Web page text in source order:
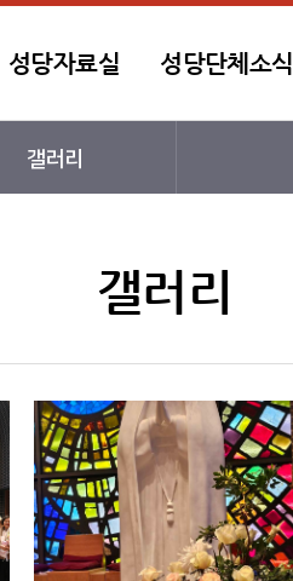
성당자료실 성당단체소식
갤러리
갤러리